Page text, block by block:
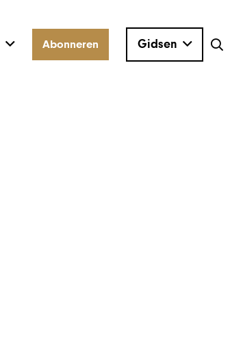
Abonneren Gidsen